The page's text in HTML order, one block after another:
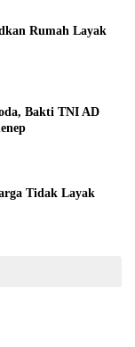
Rumah Layak
Bakti TNI AD
Tidak Layak